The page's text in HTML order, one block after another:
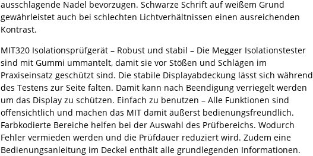
ausschlagende Nadel bevorzugen. Schwarze Schrift auf weißem Grund
gewährleistet auch bei schlechten Lichtverhältnissen einen ausreichenden
Kontrast.
MIT320 Isolationsprüfgerät – Robust und stabil – Die Megger Isolationstester
sind mit Gummi ummantelt, damit sie vor Stößen und Schlägen im
Praxiseinsatz geschützt sind. Die stabile Displayabdeckung lässt sich während
des Testens zur Seite falten. Damit kann nach Beendigung verriegelt werden
um das Display zu schützen. Einfach zu benutzen – Alle Funktionen sind
offensichtlich und machen das MIT damit äußerst bedienungsfreundlich.
Farbkodierte Bereiche helfen bei der Auswahl des Prüfbereichs. Wodurch
Fehler vermieden werden und die Prüfdauer reduziert wird. Zudem eine
Bedienungsanleitung im Deckel enthält alle grundlegenden Informationen.